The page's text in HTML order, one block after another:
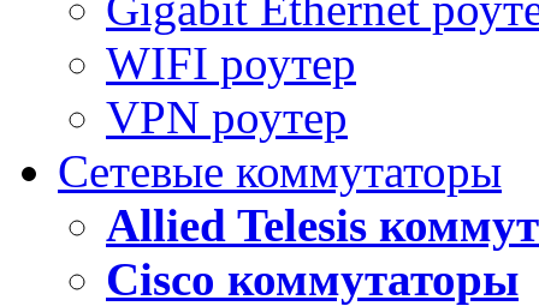
WIFI роутер
VPN роутер
Сетевые коммутаторы
Allied Telesis
Cisco коммутаторы